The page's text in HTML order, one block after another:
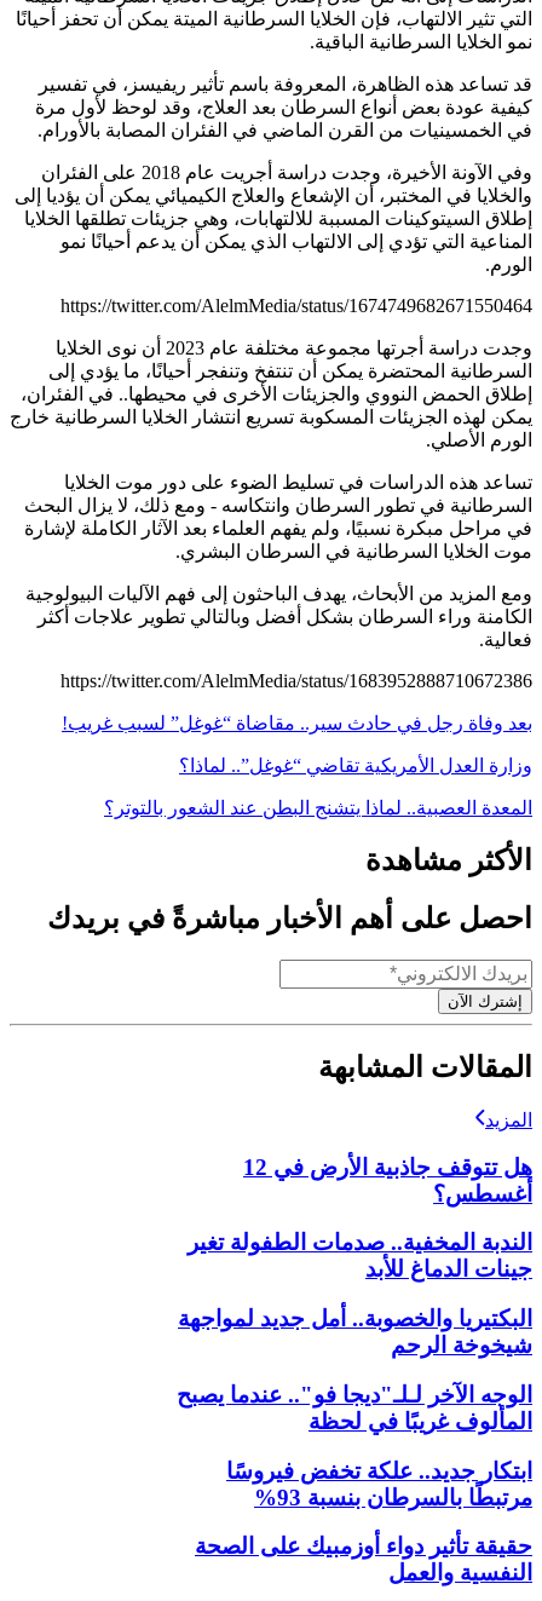
التي تثير الالتهاب، فإن الخلايا السرطانية الميتة يمكن أن تحفز أحيانًا
نمو الخلايا السرطانية الباقية.
قد تساعد هذه الظاهرة، المعروفة باسم تأثير ريفيسز، في تفسير
كيفية عودة بعض أنواع السرطان بعد العلاج، وقد لوحظ لأول مرة
في الخمسينيات من القرن الماضي في الفئران المصابة بالأورام.
وفي الآونة الأخيرة، وجدت دراسة أجريت عام 2018 على الفئران
والخلايا في المختبر، أن الإشعاع والعلاج الكيميائي يمكن أن يؤديا إلى
إطلاق السيتوكينات المسببة للالتهابات، وهي جزيئات تطلقها الخلايا
المناعية التي تؤدي إلى الالتهاب الذي يمكن أن يدعم أحيانًا نمو
الورم.
https://twitter.com/AlelmMedia/status/1674749682671550464
وجدت دراسة أجرتها مجموعة مختلفة عام 2023 أن نوى الخلايا
السرطانية المحتضرة يمكن أن تنتفخ وتنفجر أحيانًا، ما يؤدي إلى
إطلاق الحمض النووي والجزيئات الأخرى في محيطها.. في الفئران،
يمكن لهذه الجزيئات المسكوبة تسريع انتشار الخلايا السرطانية خارج
الورم الأصلي.
تساعد هذه الدراسات في تسليط الضوء على دور موت الخلايا
السرطانية في تطور السرطان وانتكاسه - ومع ذلك، لا يزال البحث
في مراحل مبكرة نسبيًا، ولم يفهم العلماء بعد الآثار الكاملة لإشارة
موت الخلايا السرطانية في السرطان البشري.
ومع المزيد من الأبحاث، يهدف الباحثون إلى فهم الآليات البيولوجية
الكامنة وراء السرطان بشكل أفضل وبالتالي تطوير علاجات أكثر
فعالية.
https://twitter.com/AlelmMedia/status/1683952888710672386
بعد وفاة رجل في حادث سير.. مقاضاة “غوغل” لسبب غريب!
وزارة العدل الأمريكية تقاضي “غوغل”.. لماذا؟
المعدة العصبية.. لماذا يتشنج البطن عند الشعور بالتوتر؟
الأكثر مشاهدة
احصل على أهم الأخبار مباشرةً في بريدك
إشترك الآن
المقالات المشابهة
المزيد
هل تتوقف جاذبية الأرض في 12
أغسطس؟
الندبة المخفية.. صدمات الطفولة تغير
جينات الدماغ للأبد
البكتيريا والخصوبة.. أمل جديد لمواجهة
شيخوخة الرحم
الوجه الآخر لـلـ"ديجا فو".. عندما يصبح
المألوف غريبًا في لحظة
ابتكار جديد.. علكة تخفض فيروسًا
مرتبطًا بالسرطان بنسبة 93%
حقيقة تأثير دواء أوزمبيك على الصحة
النفسية والعمل